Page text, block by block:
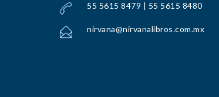
55 5615 8479 | 55 5615 8480
nirvana@nirvanalibros.com.mx